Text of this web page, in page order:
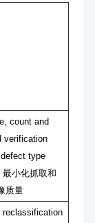
count and
verification
type
⼩化抓取和
质量
reclassification